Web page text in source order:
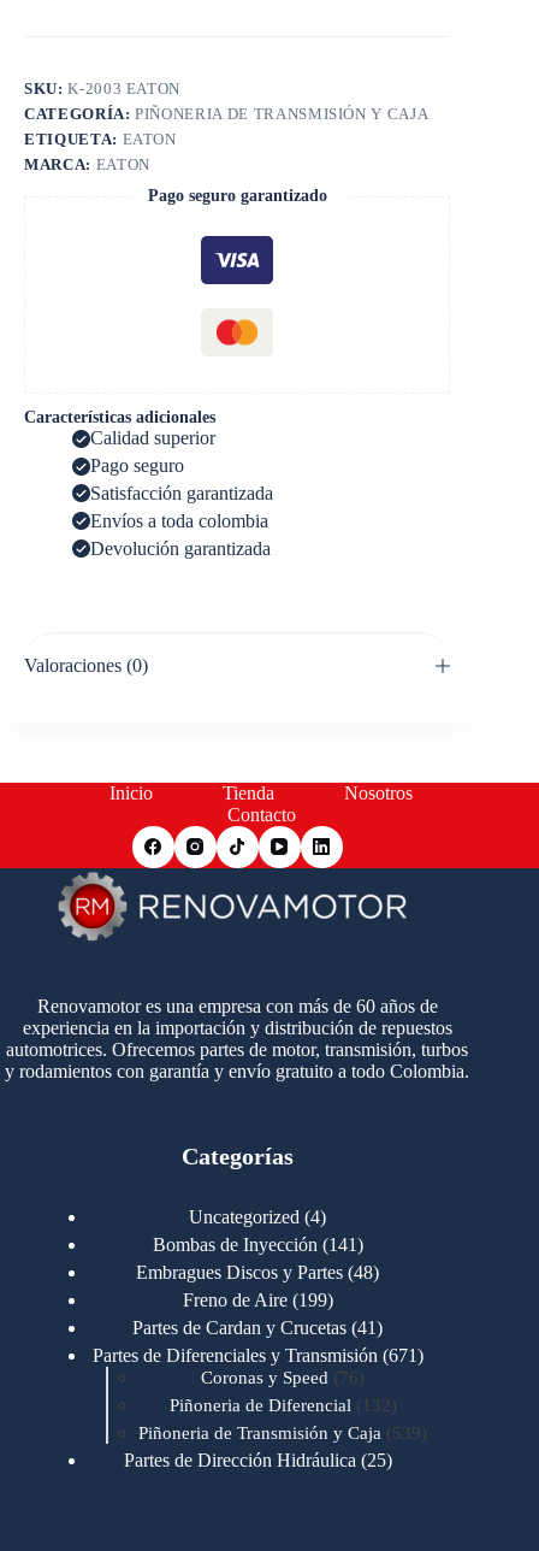
715
cantidad
SKU:K-2003 EATON
CATEGORÍA:PIÑONERIA DE TRANSMISIÓN Y CAJA
ETIQUETA: EATON
MARCA: EATON
Pago seguro garantizado
Características adicionales
Calidad superior
Pago seguro
Satisfacción garantizada
Envíos a toda colombia
Devolución garantizada
Valoraciones (0)
Inicio Tienda
Nosotros
Contacto
Renovamotor es una empresa con más de 60 años de
experiencia en la importación y distribución de repuestos
automotrices. Ofrecemos partes de motor, transmisión, turbos
y rodamientos con garantía y envío gratuito a todo Colombia.
Categorías
Uncategorized 44
productos
Bombas de Inyección 141141
productos
Embragues Discos y Partes 4848
Freno de Aire 199199
productos
Partes de Cardan y Crucetas 4141
productos
Partes de Diferenciales y Transmisión 671671
Coronas y Speed 7676
productos
Piñoneria de Diferencial 132 132
productos
Piñoneria de Transmisión y Caja 539539
Partes de Dirección Hidráulica 2525